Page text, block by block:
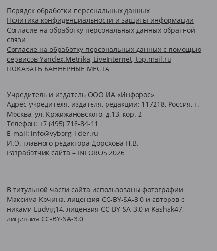
Порядок обработки персональных данных
Политика конфиденциальности и защиты информации
Согласие на обработку персональных данных обратной
связи
Согласие на обработку персональных данных с помощью
сервисов Yandex.Metrika, LiveInternet, top.mail.ru
ПОКАЗАТЬ БАННЕРНЫЕ МЕСТА
Учредитель и издатель ООО ИА «Инфорос».
Адрес учредителя, издателя, редакции: 117218, Россия, г.
Москва, ул. Кржижановского, д.13, кор. 2
Телефон: +7 (495) 718-84-11
E-mail: info@vyborg-lider.ru
И.О. главного редактора Дорохова Н.В.
Разработчик сайта – INFOROS 2026
В титульной части сайта использованы фотографии
Максима Кочина, лицензия CC-BY-SA-3.0 и авторов c
никами Ludvig14, лицензия CC-BY-SA-3.0 и Kashak47,
лицензия CC-BY-SA-3.0